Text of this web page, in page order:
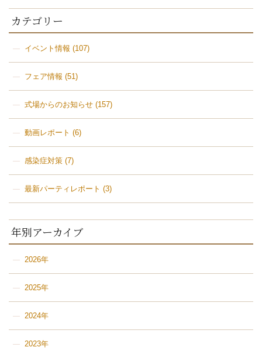
カテゴリー
イベント情報 (107)
フェア情報 (51)
式場からのお知らせ(157)
動画レポート (6)
感染症対策(7)
最新パーティレポート (3)
年別アーカイブ
2026年
2025年
2024年
2023年